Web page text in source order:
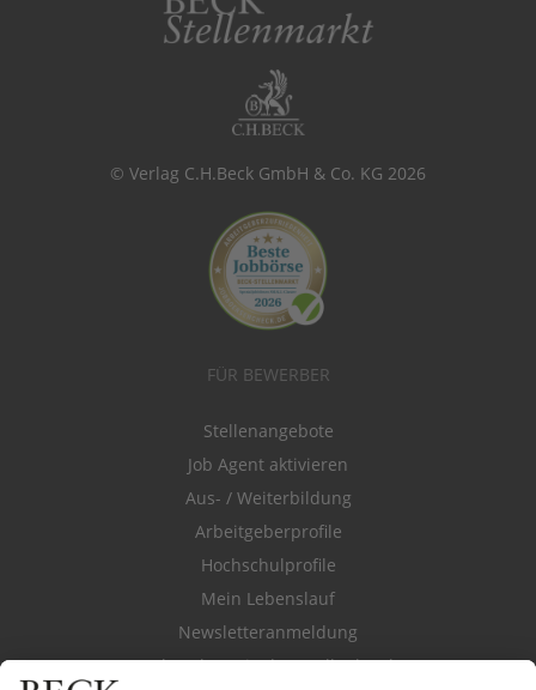
© Verlag C.H.Beck GmbH & Co. KG 2026
FÜR BEWERBER
Stellenangebote
Job Agent aktivieren
Aus- / Weiterbildung
Arbeitgeberprofile
Hochschulprofile
Mein Lebenslauf
Newsletteranmeldung
Durchsuchen Sie den Stellenkatalog